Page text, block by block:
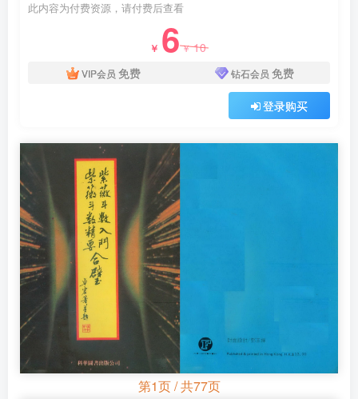
此内容为付费资源，请付费后查看
￥ 6￥10
VIP会员 免费 钻石会员 免费
登录购买
第1页 / 共77页